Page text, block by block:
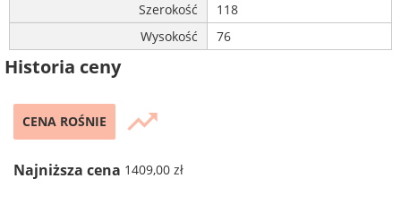
Szerokość
118
Wysokość
76
Historia ceny
CENA ROŚNIE trending_up
Najniższa cena 1409,00 zł